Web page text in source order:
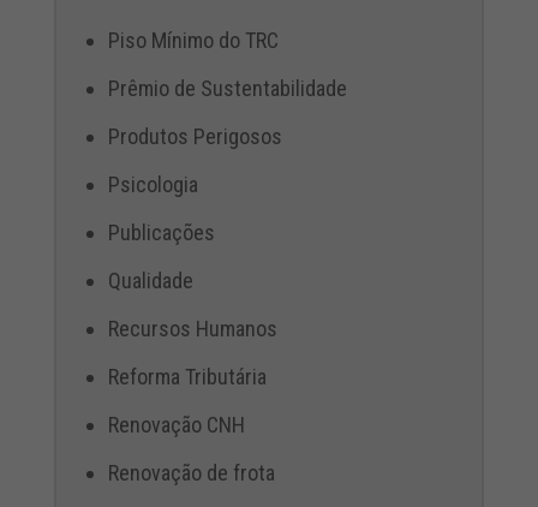
Piso Mínimo do TRC
Prêmio de Sustentabilidade
Produtos Perigosos
Psicologia
Publicações
Qualidade
Recursos Humanos
Reforma Tributária
Renovação CNH
Renovação de frota